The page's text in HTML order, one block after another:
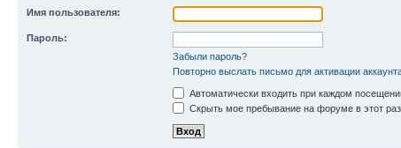
Имя пользователя:
Пароль:
Забыли пароль?
Повторно выслать письмо для активации
Автоматически входить при каждом
Скрыть мое пребывание на форуме в этот раз